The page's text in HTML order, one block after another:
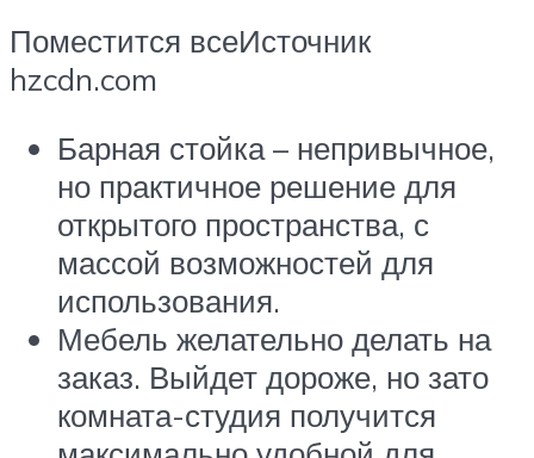
Поместится всеИсточник
hzcdn.com
Барная стойка – непривычное,
но практичное решение для
открытого пространства, с
массой возможностей для
использования.
Мебель желательно делать на
заказ. Выйдет дороже, но зато
комната-студия получится